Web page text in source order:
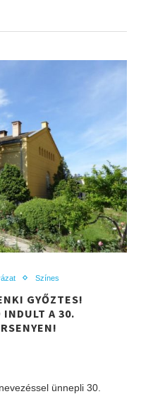
Színes
GYŐZTES!
INDULT A 30.
ünnepli 30.